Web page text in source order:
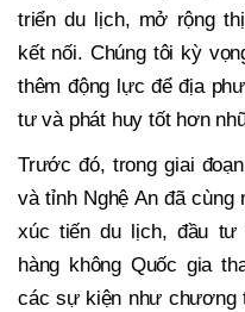
triển du lịch, mở rộng
kết nối. Chúng tôi kỳ
thêm động lực để địa
tư và phát huy tốt hơn
Trước đó, trong giai
và tỉnh Nghệ An đã cùng
xúc tiến du lịch, đầu tư
hàng không Quốc gia
các sự kiện như chương